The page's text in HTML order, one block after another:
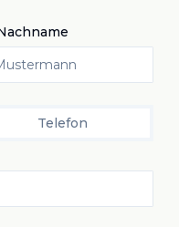
Telefon